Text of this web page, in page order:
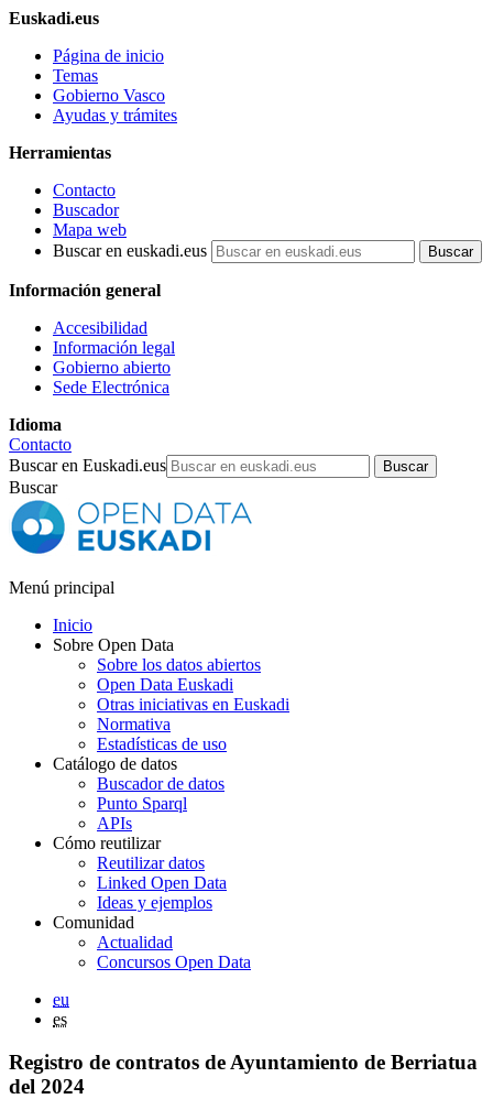
Euskadi.eus
Página de inicio
Temas
Gobierno Vasco
Ayudas y trámites
Herramientas
Contacto
Buscador
Mapa web
Buscar en euskadi.eus
Información general
Accesibilidad
Información legal
Gobierno abierto
Sede Electrónica
Idioma
Contacto
Buscar en Euskadi.eus
Buscar
Menú principal
Inicio
Sobre Open Data
Sobre los datos abiertos
Open Data Euskadi
Otras iniciativas en Euskadi
Normativa
Estadísticas de uso
Catálogo de datos
Buscador de datos
Punto Sparql
APIs
Cómo reutilizar
Reutilizar datos
Linked Open Data
Ideas y ejemplos
Comunidad
Actualidad
Concursos Open Data
eu
es
Registro de contratos de Ayuntamiento de Berriatua
del 2024